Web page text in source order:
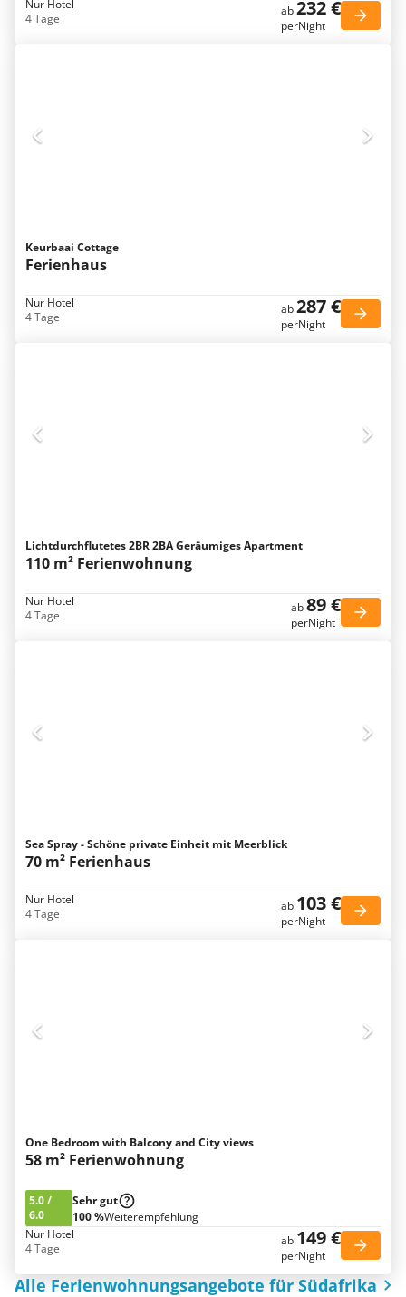
Nur Hotel
4 Tage
ab232 €
perNight
Keurbaai Cottage
Ferienhaus
Nur Hotel
4 Tage
ab287 €
perNight
Lichtdurchflutetes 2BR 2BA Geräumiges Apartment
110 m² Ferienwohnung
Nur Hotel
4 Tage
ab89 €
perNight
Sea Spray - Schöne private Einheit mit Meerblick
70 m² Ferienhaus
Nur Hotel
4 Tage
ab 103 €
perNight
One Bedroom with Balcony and City views
58 m² Ferienwohnung
5.0/
6.0
Sehr gut
100 %Weiterempfehlung
Nur Hotel
4 Tage
ab 149 €
perNight
Alle Ferienwohnungsangebote für Südafrika